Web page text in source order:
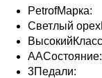
PetrofМарка:
Светлый орех
Высокий
ААСостояние:
3Педали: